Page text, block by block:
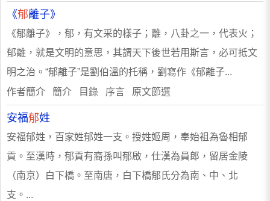
《郁離子》
《郁離子》，郁，有文采的樣子；離，八卦之一，代表火；
郁離，就是文明的意思，其謂天下後世若用斯言，必可抵文
明之治。“郁離子”是劉伯溫的托稱，劉寫作《郁離子...
作者簡介 簡介 目錄 序言 原文節選
安福郁姓
安福郁姓，百家姓郁姓一支。授姓姬周，奉始祖為魯相郁
貢。至漢時，郁貢有裔孫叫郁啟，仕漢為員郎，留居金陵
（南京）白下橋。至南唐，白下橋郁氏分為南、中、北
支。...